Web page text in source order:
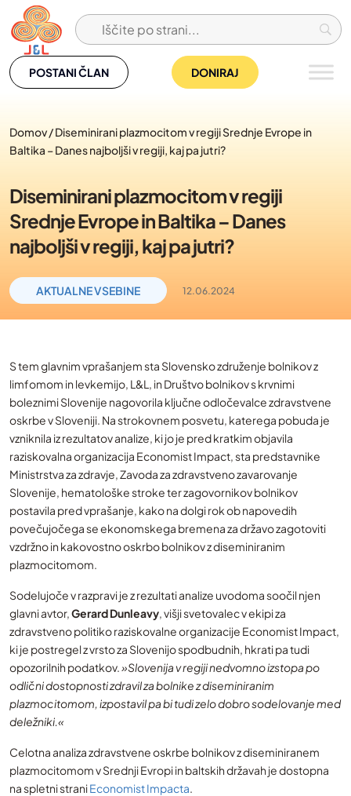
Skip
to
content
POSTANI ČLAN DONIRAJ
Domov/Diseminirani plazmocitom v regiji Srednje Evrope in
Baltika – Danes najboljši v regiji, kaj pa jutri?
Diseminirani plazmocitom v regiji
Srednje Evrope in Baltika – Danes
najboljši v regiji, kaj pa jutri?
AKTUALNE VSEBINE 12.06.2024
S tem glavnim vprašanjem sta Slovensko združenje bolnikov z
limfomom in levkemijo, L&L, in Društvo bolnikov s krvnimi
boleznimi Slovenije nagovorila ključne odločevalce zdravstvene
oskrbe v Sloveniji. Na strokovnem posvetu, katerega pobuda je
vzniknila iz rezultatov analize, ki jo je pred kratkim objavila
raziskovalna organizacija Economist Impact, sta predstavnike
Ministrstva za zdravje, Zavoda za zdravstveno zavarovanje
Slovenije, hematološke stroke ter zagovornikov bolnikov
postavila pred vprašanje, kako na dolgi rok ob napovedih
povečujočega se ekonomskega bremena za državo zagotoviti
vzdržno in kakovostno oskrbo bolnikov z diseminiranim
plazmocitomom.
Sodelujoče v razpravi je z rezultati analize uvodoma soočil njen
glavni avtor,Gerard Dunleavy, višji svetovalec v ekipi za
zdravstveno politiko raziskovalne organizacije Economist Impact,
ki je postregel z vrsto za Slovenijo spodbudnih, hkrati pa tudi
opozorilnih podatkov.»Slovenija v regiji nedvomno izstopa po
odlični dostopnosti zdravil za bolnike z diseminiranim
plazmocitomom, izpostavil pa bi tudi zelo dobro sodelovanje med
deležniki.«
Celotna analiza zdravstvene oskrbe bolnikov z diseminiranem
plazmocitomom v Srednji Evropi in baltskih državah je dostopna
na spletni straniEconomist Impacta.